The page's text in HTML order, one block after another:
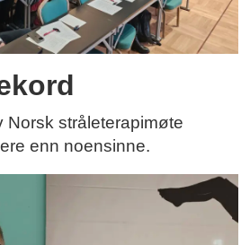
Norsk stråleterapimøte
enn noensinne.